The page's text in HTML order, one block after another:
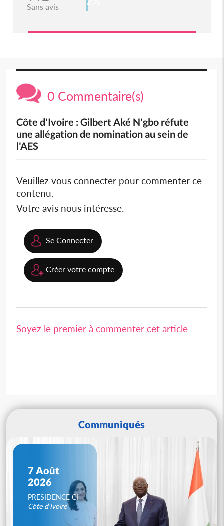
Sans avis
0 Commentaire(s)
Côte d'Ivoire : Gilbert Aké N'gbo réfute
une allégation de nomination au sein de
l'AES
Veuillez vous connecter pour commenter ce
contenu.
Votre avis nous intéresse.
Se Connecter
Créer votre compte
Soyez le premier à commenter cet article
Communiqués
7 Août
2026
PRESIDENCE CI
Côte d'Ivoire